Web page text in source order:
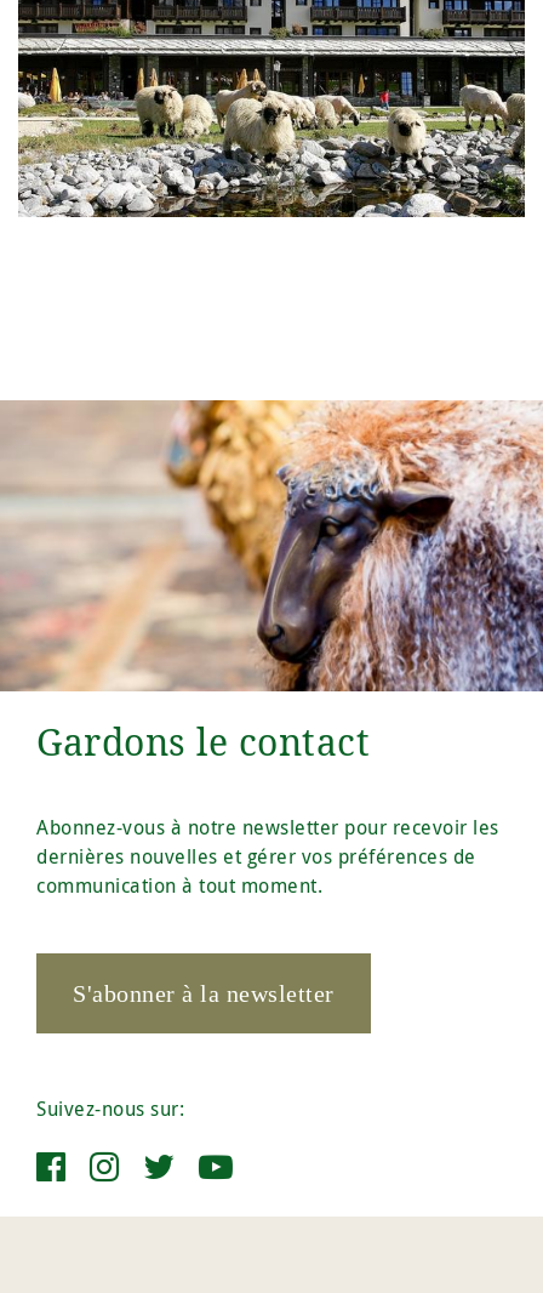
Gardons le contact
Abonnez-vous à notre newsletter pour recevoir les
dernières nouvelles et gérer vos préférences de
communication à tout moment.
S'abonner à la newsletter
Suivez-nous sur: